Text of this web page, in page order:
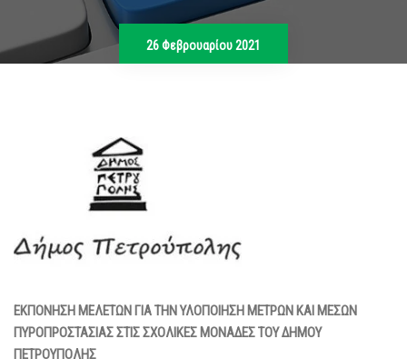
26 Φεβρουαρίου 2021
ΕΚΠΟΝΗΣΗ ΜΕΛΕΤΩΝ ΓΙΑ ΤΗΝ ΥΛΟΠΟΙΗΣΗ ΜΕΤΡΩΝ ΚΑΙ ΜΕΣΩΝ
ΠΥΡΟΠΡΟΣΤΑΣΙΑΣ ΣΤΙΣ ΣΧΟΛΙΚΕΣ ΜΟΝΑΔΕΣ ΤΟΥ ΔΗΜΟΥ
ΠΕΤΡΟΥΠΟΛΗΣ